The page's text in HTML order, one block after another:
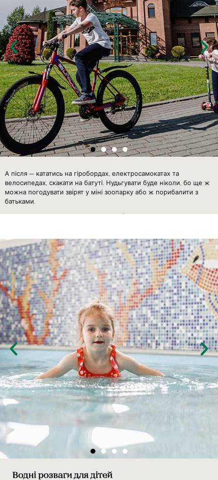
А після — кататись на гіробордах, електросамокатах та
велосипедах, скакати на батуті. Нудьгувати буде ніколи, бо ще ж
можна погодувати звірят у міні зоопарку або ж порибалити з
батьками.
Водні розваги для дітей